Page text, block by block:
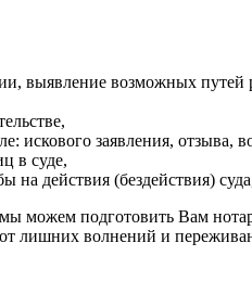
выявление возможных
искового заявления, отзыва,
в суде,
действия (бездействия)
можем подготовить Вам
лишних волнений и